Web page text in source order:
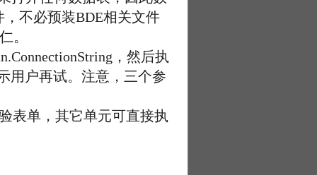
不必预装BDE相关文件
。
，然后执
用户再试。注意，三个参
表单，其它单元可直接执